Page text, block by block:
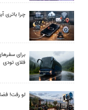
چرا باتری
برای
فلای تودی
لو رفت!